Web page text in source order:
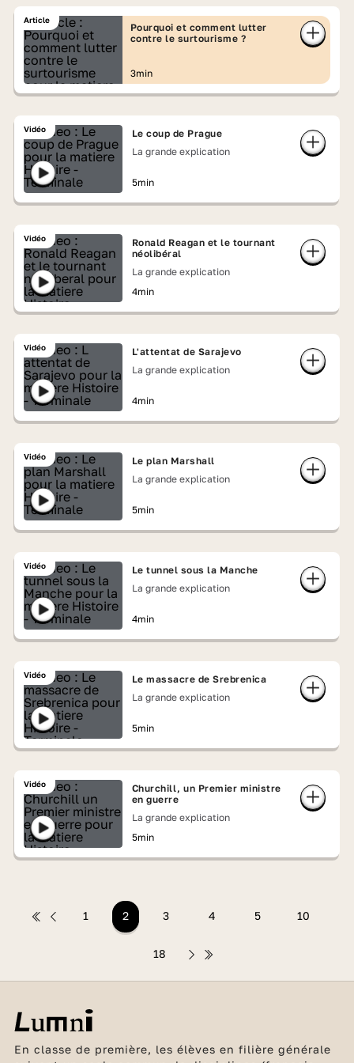
Article
Pourquoi et comment lutter
contre le surtourisme ?
3min
Vidéo
Le coup de Prague
La grande explication
5min
Vidéo
Ronald Reagan et le tournant
néolibéral
La grande explication
4min
Vidéo
L'attentat de Sarajevo
La grande explication
4min
Vidéo
Le plan Marshall
La grande explication
5min
Vidéo
Le tunnel sous la Manche
La grande explication
4min
Vidéo
Le massacre de Srebrenica
La grande explication
5min
Vidéo
Churchill, un Premier ministre
en guerre
La grande explication
5min
1 2 3 4 5 10
18
En classe de première, les élèves en filière générale